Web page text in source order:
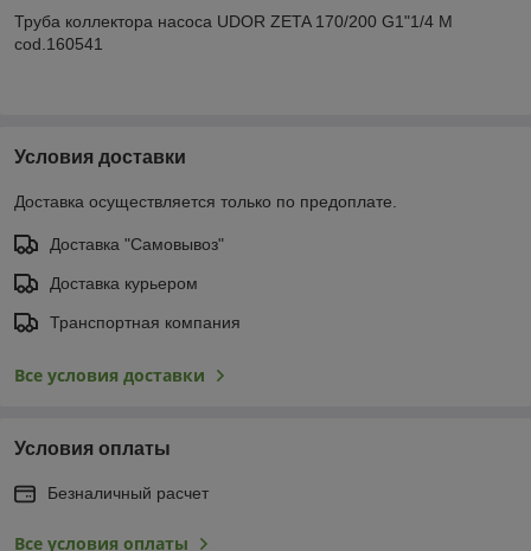
Труба коллектора насоса UDOR ZETA 170/200 G1"1/4 M
cod.160541
Условия доставки
Доставка осуществляется только по предоплате.
Доставка "Самовывоз"
Доставка курьером
Транспортная компания
Все условия доставки
Условия оплаты
Безналичный расчет
Все условия оплаты